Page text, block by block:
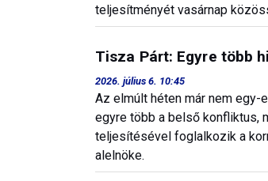
teljesítményét vasárnap
Tisza Párt: Egyre több
2026. július 6. 10:45
Az elmúlt héten már nem
egyre több a belső konfliktus,
teljesítésével foglalkozik a
alelnöke.